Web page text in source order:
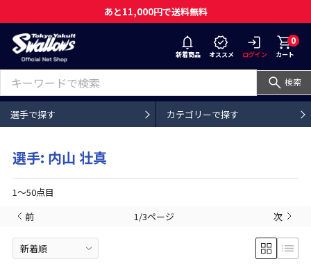
あと11,000円で送料無料
新着商品 オススメ ログイン
0
カート
検索
選手で探す カテゴリーで探す
選手: 内山 壮真
1〜50点目
前
1/3ページ 次